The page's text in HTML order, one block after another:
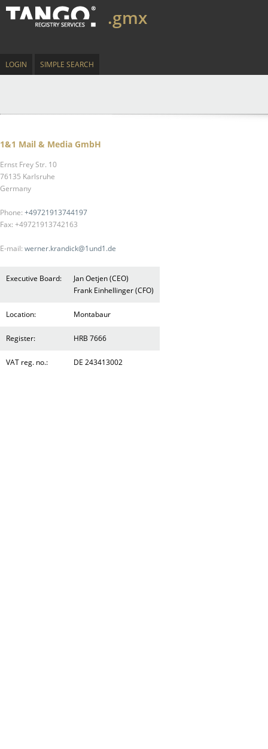
.gmx
LOGIN SIMPLE SEARCH
1&1 Mail & Media GmbH
Ernst Frey Str. 10
76135 Karlsruhe
Germany
Phone: +49721913744197
Fax: +49721913742163
E-mail: werner.krandick@1und1.de
Executive Board:
Jan Oetjen (CEO)
Frank Einhellinger (CFO)
Location: Montabaur
Register: HRB 7666
VAT reg. no.: DE 243413002